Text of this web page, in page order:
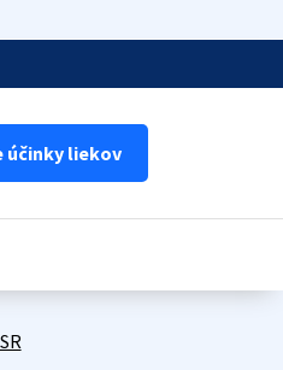
účinky liekov